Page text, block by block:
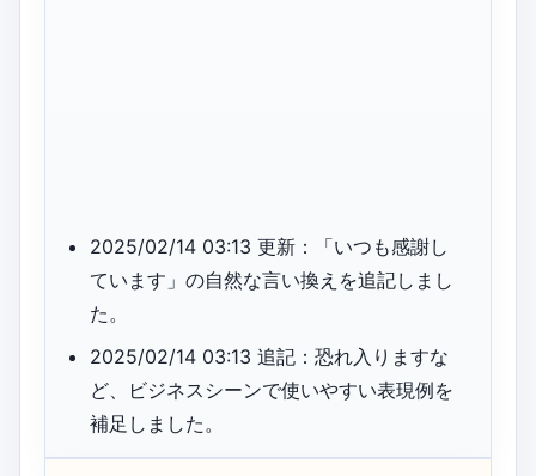
2025/02/14 03:13 更新：「いつも感謝し
ています」の自然な言い換えを追記しまし
た。
2025/02/14 03:13 追記：恐れ入りますな
ど、ビジネスシーンで使いやすい表現例を
補足しました。